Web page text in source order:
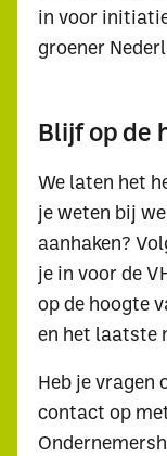
Alle
in voor
groener
Blijf op de
We laten het
je weten bij
aanhaken?
je in voor de
op de hoogte
en het laatste
Heb je vragen
contact op